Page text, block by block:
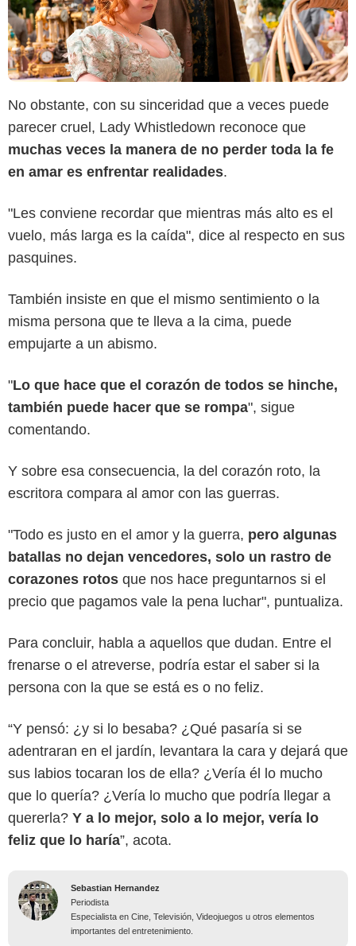
No obstante, con su sinceridad que a veces puede
parecer cruel, Lady Whistledown reconoce que
muchas veces la manera de no perder toda la fe
en amar es enfrentar realidades.
"Les conviene recordar que mientras más alto es el
vuelo, más larga es la caída", dice al respecto en sus
pasquines.
También insiste en que el mismo sentimiento o la
misma persona que te lleva a la cima, puede
empujarte a un abismo.
"Lo que hace que el corazón de todos se hinche,
también puede hacer que se rompa", sigue
comentando.
Y sobre esa consecuencia, la del corazón roto, la
escritora compara al amor con las guerras.
"Todo es justo en el amor y la guerra, pero algunas
batallas no dejan vencedores, solo un rastro de
corazones rotos que nos hace preguntarnos si el
precio que pagamos vale la pena luchar", puntualiza.
Para concluir, habla a aquellos que dudan. Entre el
frenarse o el atreverse, podría estar el saber si la
persona con la que se está es o no feliz.
“Y pensó: ¿y si lo besaba? ¿Qué pasaría si se
adentraran en el jardín, levantara la cara y dejará que
sus labios tocaran los de ella? ¿Vería él lo mucho
que lo quería? ¿Vería lo mucho que podría llegar a
quererla? Y a lo mejor, solo a lo mejor, vería lo
feliz que lo haría”, acota.
Sebastian Hernandez
Periodista
Especialista en Cine, Televisión, Videojuegos u otros elementos
importantes del entretenimiento.